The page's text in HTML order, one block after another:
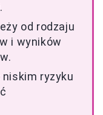
od rodzaju
i wyników
ryzyku